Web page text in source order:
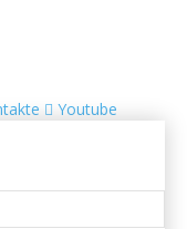
Youtube